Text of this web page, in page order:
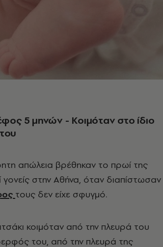
5 μηνών - Κοιμόταν στο ίδιο
απώλεια βρέθηκαν το πρωί της
στην Αθήνα, όταν διαπίστωσαν
τους δεν είχε σφυγμό.
κοιμόταν από την πλευρά του
του, από την πλευρά της